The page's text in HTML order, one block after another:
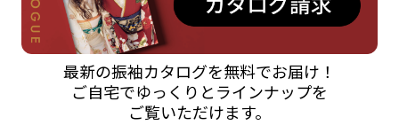
最新の振袖カタログを無料でお届け！
ご自宅でゆっくりとラインナップを
ご覧いただけます。